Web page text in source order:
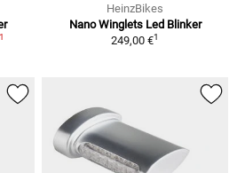
1
HeinzBikes
Nano Winglets Led Blinker
249,00 €1